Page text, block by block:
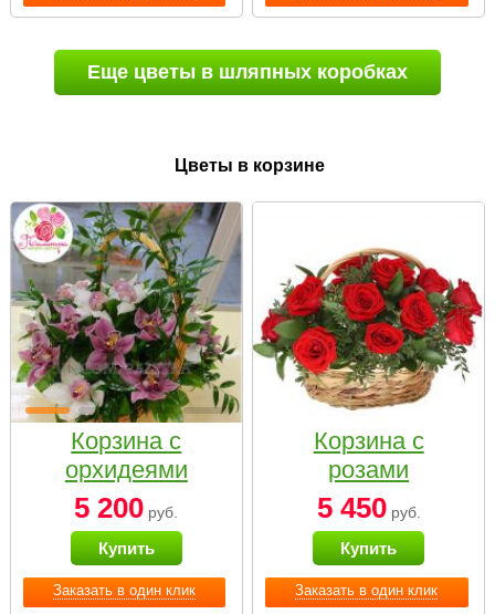
Еще цветы в шляпных коробках
Цветы в корзине
Заказать в один клик
Корзина с
орхидеями
малая
5 200 руб.
Купить
Заказать в один клик
Корзина с
розами
«Красный
Париж»
5 450руб.
Купить